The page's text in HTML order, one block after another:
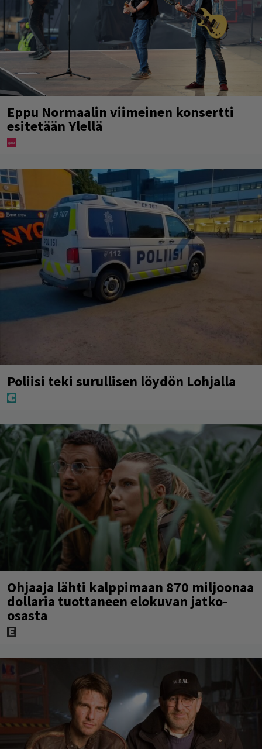
Eppu Normaalin viimeinen konsertti
esitetään Ylellä
Poliisi teki surullisen löydön Lohjalla
Ohjaaja lähti kalppimaan 870 miljoonaa
dollaria tuottaneen elokuvan jatko-
osasta